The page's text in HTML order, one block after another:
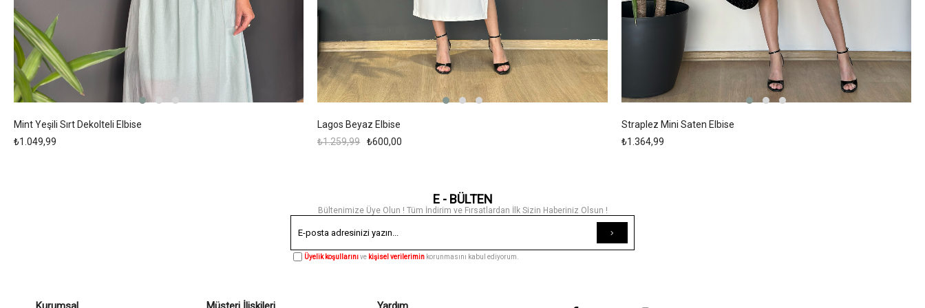
Mint Yeşili Sırt Dekolteli Elbise
₺1.049,99
Lagos Beyaz Elbise
₺600,00
₺1.259,99
Straplez Mini Saten Elbise
₺1.364,99
E - BÜLTEN
Bültenimize Üye Olun ! Tüm İndirim ve Fırsatlardan İlk Sizin Haberiniz Olsun !
Üyelik koşullarınıve kişisel verilerimin korunmasını kabul ediyorum.